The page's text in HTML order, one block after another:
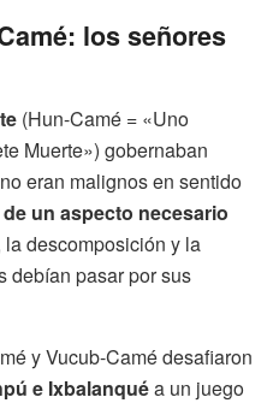
los señores
(Hun-Camé = «Uno
Muerte») gobernaban
eran malignos en sentido
un aspecto necesario
la descomposición y la
debían pasar por sus
y Vucub-Camé desafiaron
e Ixbalanquéa un juego